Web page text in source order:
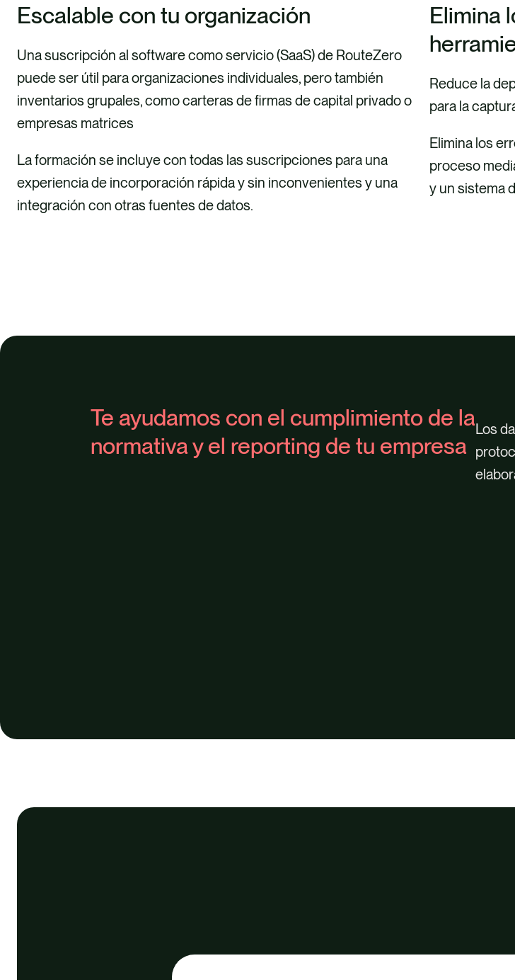
Escalable con tu organización
Una suscripción al software como servicio (SaaS) de RouteZero
puede ser útil para organizaciones individuales, pero también
inventarios grupales, como carteras de firmas de capital privado o
empresas matrices
La formación se incluye con todas las suscripciones para una
experiencia de incorporación rápida y sin inconvenientes y una
integración con otras fuentes de datos.
Elimina
Reduce la
para la
Elimina los
proceso
y un sistema
Te ayudamos con el cumplimiento de la
normativa y el reporting de tu empresa
Los